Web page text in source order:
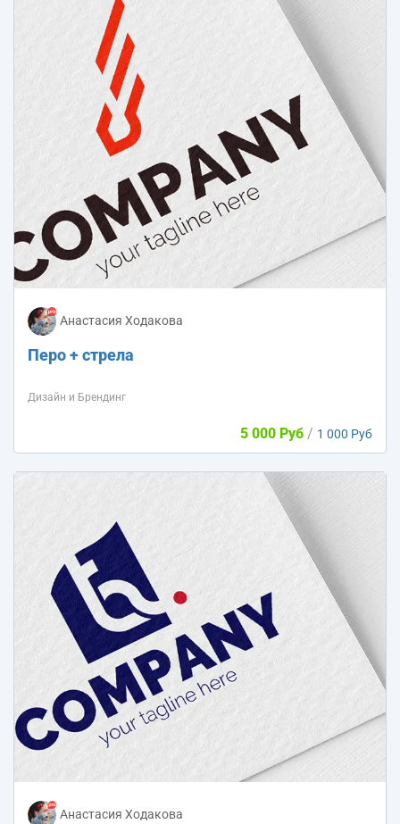
Анастасия Ходакова
Перо + стрела
Дизайн и Брендинг
5 000 Руб / 1 000 Руб
Анастасия Ходакова